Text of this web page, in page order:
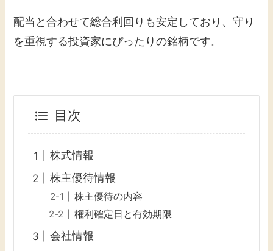
配当と合わせて総合利回りも安定しており、守り
を重視する投資家にぴったりの銘柄です。
目次
株式情報
株主優待情報
株主優待の内容
権利確定日と有効期限
会社情報